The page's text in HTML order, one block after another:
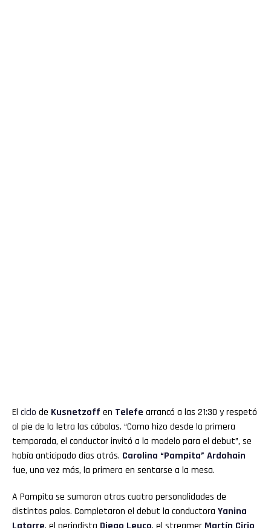
El ciclo de Kusnetzoff en Telefe arrancó a las 21:30 y respetó
al pie de la letra las cábalas. “Como hizo desde la primera
temporada, el conductor invitó a la modelo para el debut”, se
había anticipado días atrás. Carolina “Pampita” Ardohain
fue, una vez más, la primera en sentarse a la mesa.
A Pampita se sumaron otras cuatro personalidades de
distintos palos. Completaron el debut la conductora Yanina